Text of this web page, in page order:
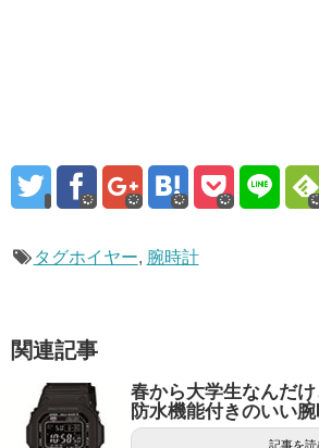
タグホイヤー, 腕時計
関連記事
春から大学生なんだけ
防水機能付きのいい
記事を読